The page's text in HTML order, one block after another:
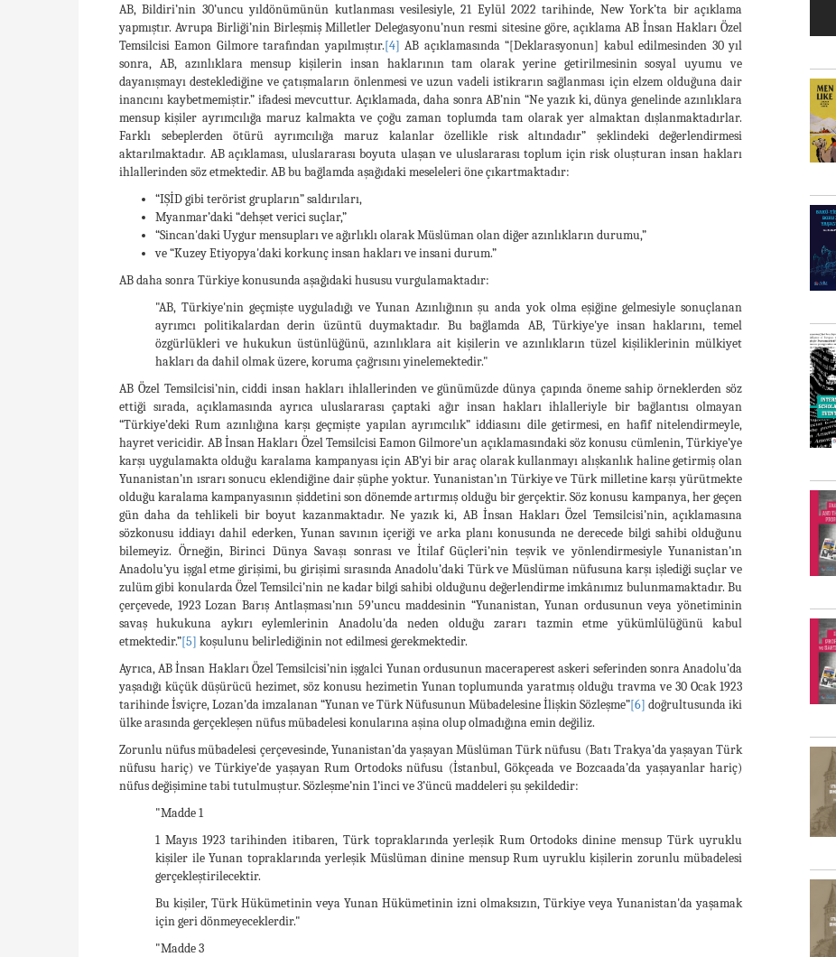
AB, Bildiri’nin 30’uncu yıldönümünün kutlanması vesilesiyle, 21 Eylül 2022 tarihinde, New York’ta bir açıklama
yapmıştır. Avrupa Birliği’nin Birleşmiş Milletler Delegasyonu’nun resmi sitesine göre, açıklama AB İnsan Hakları Özel
Temsilcisi Eamon Gilmore tarafından yapılmıştır.[4] AB açıklamasında “[Deklarasyonun] kabul edilmesinden 30 yıl
sonra, AB, azınlıklara mensup kişilerin insan haklarının tam olarak yerine getirilmesinin sosyal uyumu ve
dayanışmayı desteklediğine ve çatışmaların önlenmesi ve uzun vadeli istikrarın sağlanması için elzem olduğuna dair
inancını kaybetmemiştir.” ifadesi mevcuttur. Açıklamada, daha sonra AB’nin “Ne yazık ki, dünya genelinde azınlıklara
mensup kişiler ayrımcılığa maruz kalmakta ve çoğu zaman toplumda tam olarak yer almaktan dışlanmaktadırlar.
Farklı sebeplerden ötürü ayrımcılığa maruz kalanlar özellikle risk altındadır” şeklindeki değerlendirmesi
aktarılmaktadır. AB açıklaması, uluslararası boyuta ulaşan ve uluslararası toplum için risk oluşturan insan hakları
ihlallerinden söz etmektedir. AB bu bağlamda aşağıdaki meseleleri öne çıkartmaktadır:
“IŞİD gibi terörist grupların” saldırıları,
Myanmar’daki “dehşet verici suçlar,”
“Sincan'daki Uygur mensupları ve ağırlıklı olarak Müslüman olan diğer azınlıkların durumu,”
ve “Kuzey Etiyopya'daki korkunç insan hakları ve insani durum.”
AB daha sonra Türkiye konusunda aşağıdaki hususu vurgulamaktadır:
"AB, Türkiye'nin geçmişte uyguladığı ve Yunan Azınlığının şu anda yok olma eşiğine gelmesiyle sonuçlanan
ayrımcı politikalardan derin üzüntü duymaktadır. Bu bağlamda AB, Türkiye'ye insan haklarını, temel
özgürlükleri ve hukukun üstünlüğünü, azınlıklara ait kişilerin ve azınlıkların tüzel kişiliklerinin mülkiyet
hakları da dahil olmak üzere, koruma çağrısını yinelemektedir."
AB Özel Temsilcisi’nin, ciddi insan hakları ihlallerinden ve günümüzde dünya çapında öneme sahip örneklerden söz
ettiği sırada, açıklamasında ayrıca uluslararası çaptaki ağır insan hakları ihlalleriyle bir bağlantısı olmayan
“Türkiye’deki Rum azınlığına karşı geçmişte yapılan ayrımcılık” iddiasını dile getirmesi, en hafif nitelendirmeyle,
hayret vericidir. AB İnsan Hakları Özel Temsilcisi Eamon Gilmore’un açıklamasındaki söz konusu cümlenin, Türkiye’ye
karşı uygulamakta olduğu karalama kampanyası için AB’yi bir araç olarak kullanmayı alışkanlık haline getirmiş olan
Yunanistan’ın ısrarı sonucu eklendiğine dair şüphe yoktur. Yunanistan’ın Türkiye ve Türk milletine karşı yürütmekte
olduğu karalama kampanyasının şiddetini son dönemde artırmış olduğu bir gerçektir. Söz konusu kampanya, her geçen
gün daha da tehlikeli bir boyut kazanmaktadır. Ne yazık ki, AB İnsan Hakları Özel Temsilcisi’nin, açıklamasına
sözkonusu iddiayı dahil ederken, Yunan savının içeriği ve arka planı konusunda ne derecede bilgi sahibi olduğunu
bilemeyiz. Örneğin, Birinci Dünya Savaşı sonrası ve İtilaf Güçleri’nin teşvik ve yönlendirmesiyle Yunanistan’ın
Anadolu’yu işgal etme girişimi, bu girişimi sırasında Anadolu’daki Türk ve Müslüman nüfusuna karşı işlediği suçlar ve
zulüm gibi konularda Özel Temsilci’nin ne kadar bilgi sahibi olduğunu değerlendirme imkânımız bulunmamaktadır. Bu
çerçevede, 1923 Lozan Barış Antlaşması’nın 59’uncu maddesinin “Yunanistan, Yunan ordusunun veya yönetiminin
savaş hukukuna aykırı eylemlerinin Anadolu'da neden olduğu zararı tazmin etme yükümlülüğünü kabul
etmektedir.”[5] koşulunu belirlediğinin not edilmesi gerekmektedir.
Ayrıca, AB İnsan Hakları Özel Temsilcisi’nin işgalci Yunan ordusunun maceraperest askeri seferinden sonra Anadolu’da
yaşadığı küçük düşürücü hezimet, söz konusu hezimetin Yunan toplumunda yaratmış olduğu travma ve 30 Ocak 1923
tarihinde İsviçre, Lozan’da imzalanan “Yunan ve Türk Nüfusunun Mübadelesine İlişkin Sözleşme”[6] doğrultusunda iki
ülke arasında gerçekleşen nüfus mübadelesi konularına aşina olup olmadığına emin değiliz.
Zorunlu nüfus mübadelesi çerçevesinde, Yunanistan’da yaşayan Müslüman Türk nüfusu (Batı Trakya’da yaşayan Türk
nüfusu hariç) ve Türkiye’de yaşayan Rum Ortodoks nüfusu (İstanbul, Gökçeada ve Bozcaada’da yaşayanlar hariç)
nüfus değişimine tabi tutulmuştur. Sözleşme’nin 1’inci ve 3’üncü maddeleri şu şekildedir:
"Madde 1
1 Mayıs 1923 tarihinden itibaren, Türk topraklarında yerleşik Rum Ortodoks dinine mensup Türk uyruklu
kişiler ile Yunan topraklarında yerleşik Müslüman dinine mensup Rum uyruklu kişilerin zorunlu mübadelesi
gerçekleştirilecektir.
Bu kişiler, Türk Hükümetinin veya Yunan Hükümetinin izni olmaksızın, Türkiye veya Yunanistan'da yaşamak
için geri dönmeyeceklerdir."
"Madde 3